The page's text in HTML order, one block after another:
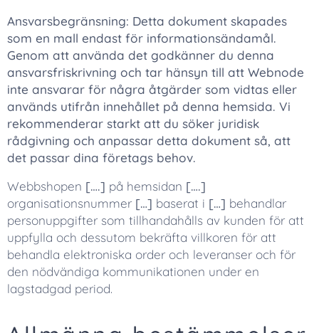
Ansvarsbegränsning: Detta dokument skapades
som en mall endast för informationsändamål.
Genom att använda det godkänner du denna
ansvarsfriskrivning och tar hänsyn till att Webnode
inte ansvarar för några åtgärder som vidtas eller
används utifrån innehållet på denna hemsida. Vi
rekommenderar starkt att du söker juridisk
rådgivning och anpassar detta dokument så, att
det passar dina företags behov.
Webbshopen [….] på hemsidan [….]
organisationsnummer […] baserat i […] behandlar
personuppgifter som tillhandahålls av kunden för att
uppfylla och dessutom bekräfta villkoren för att
behandla elektroniska order och leveranser och för
den nödvändiga kommunikationen under en
lagstadgad period.